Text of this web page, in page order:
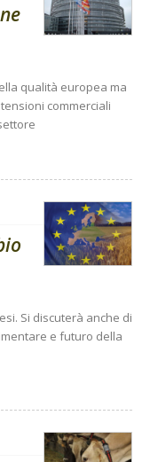
qualità europea ma
tensioni commerciali
Si discuterà anche di
e futuro della